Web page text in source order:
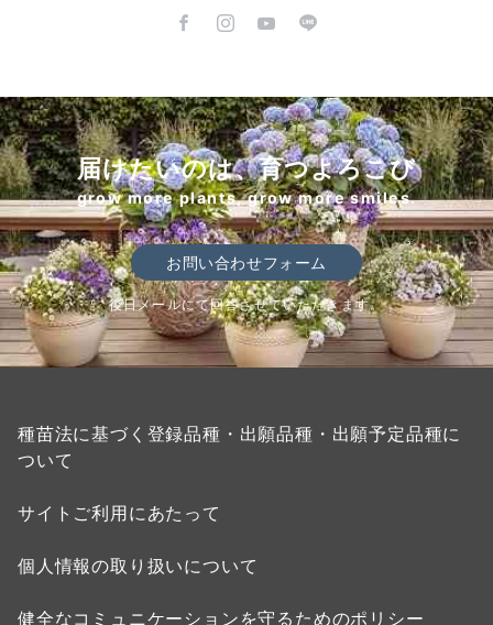
届けたいのは、育つよろこび
grow more plants, grow more smiles.
お問い合わせフォーム
後日メールにて回答させていただきます。
種苗法に基づく登録品種・出願品種・出願予定品種に
ついて
サイトご利用にあたって
個人情報の取り扱いについて
健全なコミュニケーションを守るためのポリシー